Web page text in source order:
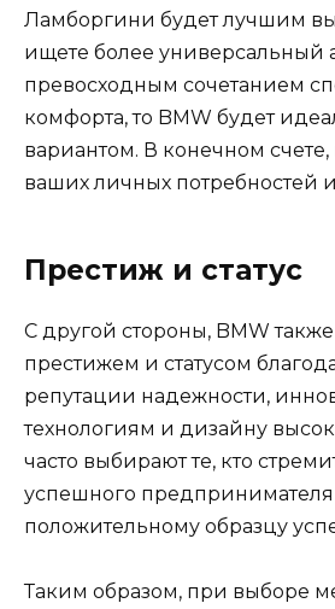
Ламборгини будет лучшим
ищете более универсальный
превосходным сочетанием
комфорта, то BMW будет
вариантом. В конечном счете,
ваших личных потребностей
Престиж и статус
С другой стороны, BMW
престижем и статусом
репутации надежности,
технологиям и дизайну
часто выбирают те, кто
успешного
положительному образцу
Таким образом, при выборе